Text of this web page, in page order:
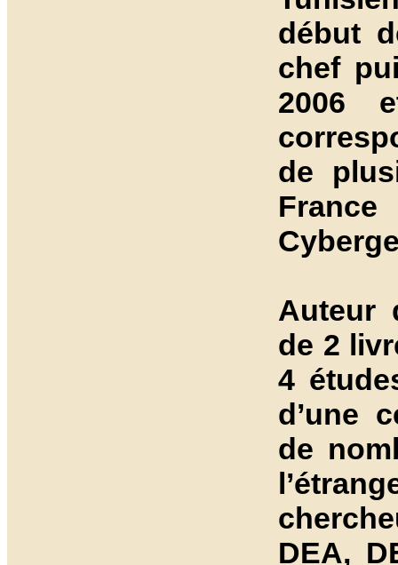
début
chef
2006
de
Auteur
de 2
4
d’une
de
DEA,